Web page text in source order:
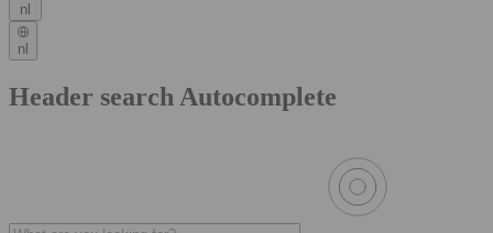
nl
nl
Header search Autocomplete